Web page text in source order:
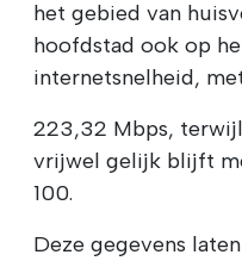
het gebied van
hoofdstad ook op
internetsnelheid,
223,32 Mbps,
vrijwel gelijk blijft
100.
Deze gegevens